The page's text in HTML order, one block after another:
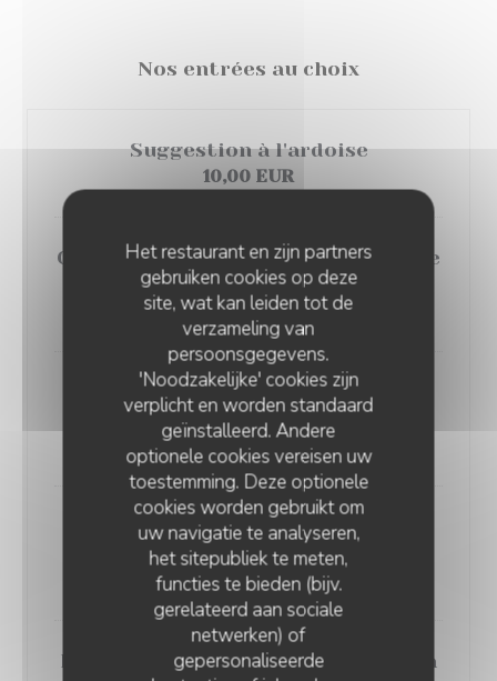
Het restaurant en zijn partners
gebruiken cookies op deze
site, wat kan leiden tot de
verzameling van
persoonsgegevens.
'Noodzakelijke' cookies zijn
verplicht en worden standaard
geïnstalleerd. Andere
optionele cookies vereisen uw
toestemming. Deze optionele
cookies worden gebruikt om
uw navigatie te analyseren,
het sitepubliek te meten,
functies te bieden (bijv.
gerelateerd aan sociale
netwerken) of
gepersonaliseerde
Nos entrées au choix
Suggestion à l'ardoise
10,00 EUR
Chaud/Froid de Foie Gras, Betterave
& Cerise
14,00 EUR
Terrine de Foie Gras maison,
chutney de saison, pain fruit
16,00 EUR
Saumon fumé maison à la ficelle et
au bois de hêtre
16,00 EUR
Filet de Bar à la Rhubarbe, Combava